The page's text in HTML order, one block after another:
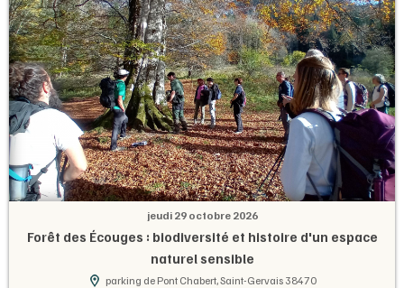
jeudi 29 octobre 2026
Forêt des Écouges : biodiversité et histoire d'un espace
naturel sensible
parking de Pont Chabert, Saint-Gervais 38470